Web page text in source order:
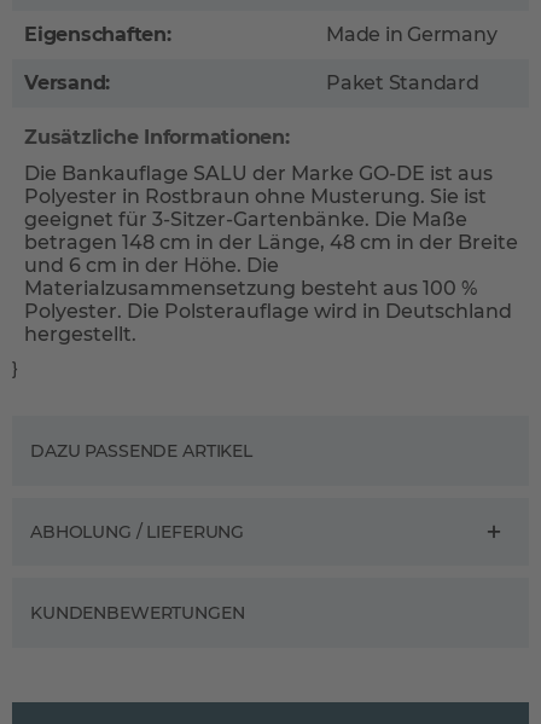
Eigenschaften: Made in Germany
Versand: Paket Standard
Zusätzliche Informationen:
Die Bankauflage SALU der Marke GO-DE ist aus
Polyester in Rostbraun ohne Musterung. Sie ist
geeignet für 3-Sitzer-Gartenbänke. Die Maße
betragen 148 cm in der Länge, 48 cm in der Breite
und 6 cm in der Höhe. Die
Materialzusammensetzung besteht aus 100 %
Polyester. Die Polsterauflage wird in Deutschland
hergestellt.
}
DAZU PASSENDE ARTIKEL
ABHOLUNG / LIEFERUNG
KUNDENBEWERTUNGEN